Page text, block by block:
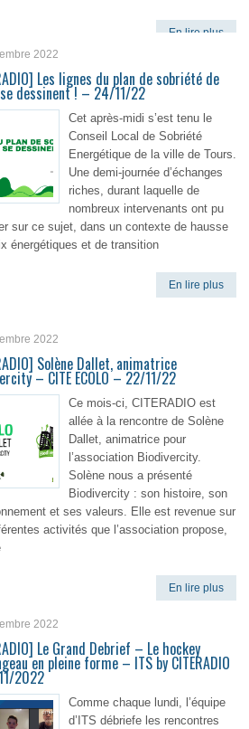
En lire plus
2022
Les lignes du plan de sobriété de
dessinent ! – 24/11/22
Cet après-midi s’est tenu le
Conseil Local de Sobriété
Energétique de la ville de Tours.
Une demi-journée d’échanges
riches, durant laquelle de
nombreux intervenants ont pu
sur ce sujet, dans un contexte de hausse
énergétiques et de transition
En lire plus
2022
Solène Dallet, animatrice
– CITE ECOLO – 22/11/22
Ce mois-ci, CITERADIO est
allée à la rencontre de Solène
Dallet, animatrice pour
l’association Biodivercity.
Solène nous a présenté
Biodivercity : son histoire, son
et ses valeurs. Elle est revenue sur
activités que l’association propose,
En lire plus
2022
Le Grand Debrief – Le hockey
en pleine forme – ITS by CITERADIO
2022
Comme chaque lundi, l’équipe
d’ITS débriefe les rencontres